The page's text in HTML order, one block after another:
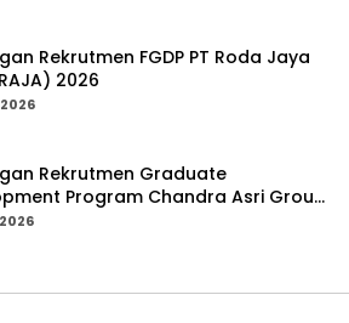
Rekrutmen FGDP PT Roda Jaya
2026
Rekrutmen Graduate
Program Chandra Asri Group